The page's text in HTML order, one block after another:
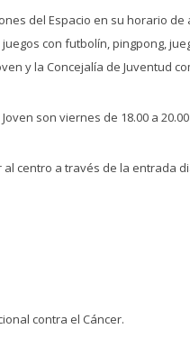
del Espacio en su horario
con futbolín, pingpong,
y la Concejalía de Juventud
son viernes de 18.00 a
centro a través de la entrada
contra el Cáncer.